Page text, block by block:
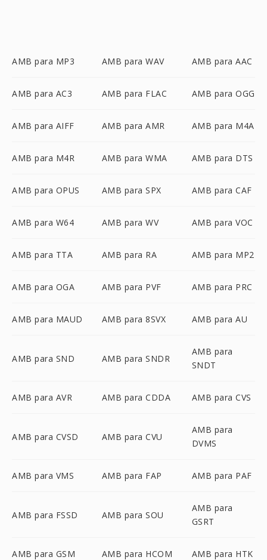
AMB para MP3 AMB para WAV AMB para AAC
AMB para AC3 AMB para FLAC AMB para OGG
AMB para AIFF AMB para AMR AMB para M4A
AMB para M4R AMB para WMA AMB para DTS
AMB para OPUS AMB para SPX AMB para CAF
AMB para W64 AMB para WV AMB para VOC
AMB para TTA AMB para RA AMB para MP2
AMB para OGA AMB para PVF AMB para PRC
AMB para MAUD AMB para 8SVX AMB para AU
AMB para SND AMB para SNDR
AMB para
SNDT
AMB para AVR AMB para CDDA AMB para CVS
AMB para CVSD AMB para CVU
AMB para
DVMS
AMB para VMS AMB para FAP AMB para PAF
AMB para FSSD AMB para SOU
AMB para
GSRT
AMB para GSM AMB para HCOM AMB para HTK